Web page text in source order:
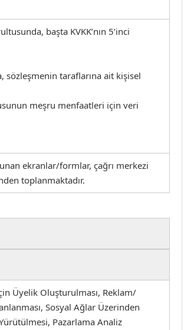
başta KVKK’nın 5’inci
sözleşmenin taraflarına ait kişisel
meşru menfaatleri için veri
ekranlar/formlar, çağrı merkezi
toplanmaktadır.
Üyelik Oluşturulması, Reklam/
Sosyal Ağlar Üzerinden
Pazarlama Analiz